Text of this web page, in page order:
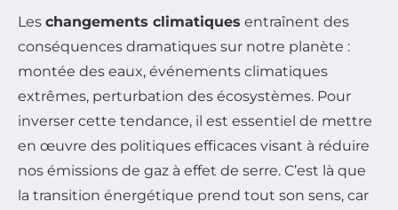
Les changements climatiques entraînent des
conséquences dramatiques sur notre planète :
montée des eaux, événements climatiques
extrêmes, perturbation des écosystèmes. Pour
inverser cette tendance, il est essentiel de mettre
en œuvre des politiques efficaces visant à réduire
nos émissions de gaz à effet de serre. C’est là que
la transition énergétique prend tout son sens, car